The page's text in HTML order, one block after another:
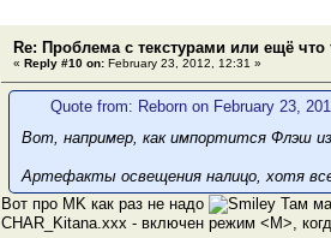
Re: Проблема с текстурами или ещё что
« Reply #10 on: February 23, 2012, 12:31 »
Quote from: Reborn on February 23,
Вот, например, как импортится Флэш
Артефакты освещения налицо, хотя
Вот про MK как раз не надо
Там
CHAR_Kitana.xxx - включен режим <M>,